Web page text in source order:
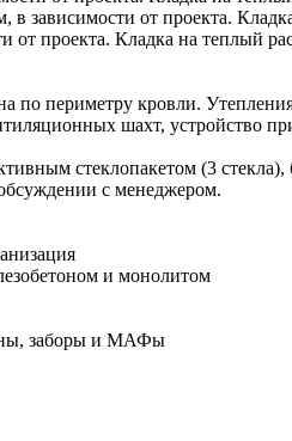
зависимости от проекта.
проекта. Кладка на теплый
по периметру кровли.
шахт, устройство
стеклопакетом (3
с менеджером.
и монолитом
заборы и МАФы